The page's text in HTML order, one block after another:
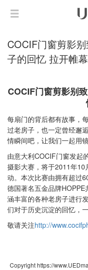
COCIF门窗剪影
子的回忆 拉开帷幕
COCIF门窗剪影别
每扇门的背后都有故事，
过老房子，也一定曾经邂
情瞬间吧，让我们一起用
由意大利COCIF门窗发起
摄影大赛，将于2011年10
动。本次比赛由拥有超过
德国著名五金品牌
涵丰富的各种老房子进行
们对于历史沉淀的回忆，
敬请关注http://
Copyright https://